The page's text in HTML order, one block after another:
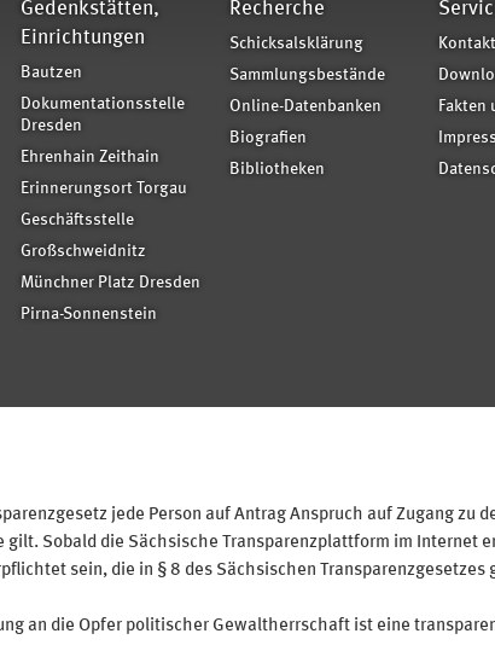
Gedenkstätten,
Einrichtungen
Bautzen
Dokumentationsstelle
Dresden
Ehrenhain Zeithain
Erinnerungsort Torgau
Geschäftsstelle
Großschweidnitz
Münchner Platz Dresden
Pirna-Sonnenstein
Recherche
Schicksalsklärung
Sammlungsbestände
Online-Datenbanken
Biografien
Bibliotheken
Kontakt
Fakten
jede Person auf Antrag Anspruch auf Zugang zu
Sobald die Sächsische Transparenzplattform im Internet
sein, die in § 8 des Sächsischen
an die Opfer politischer Gewaltherrschaft ist eine